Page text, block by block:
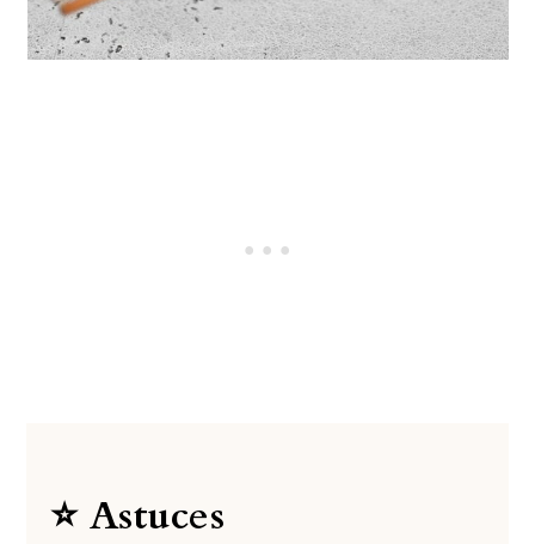
⭐️ Astuces